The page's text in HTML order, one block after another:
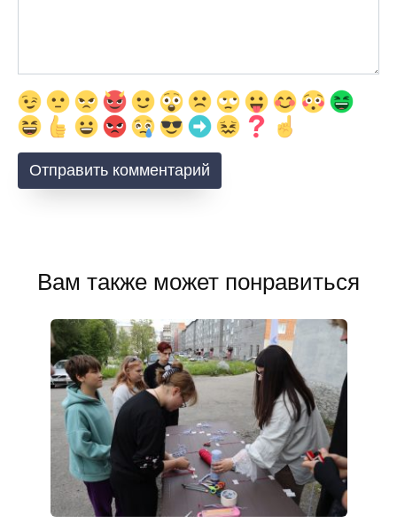
Вам также может понравиться